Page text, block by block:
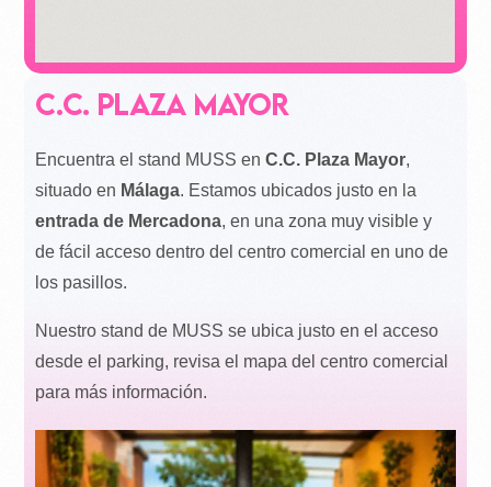
c.c. plaza mayor
Encuentra el stand MUSS enC.C. Plaza Mayor,
situado en Málaga. Estamos ubicados justo en la
entrada de Mercadona, en una zona muy visible y
de fácil acceso dentro del centro comercial en uno de
los pasillos.
Nuestro stand de MUSS se ubica justo en el acceso
desde el parking, revisa el mapa del centro comercial
para más información.